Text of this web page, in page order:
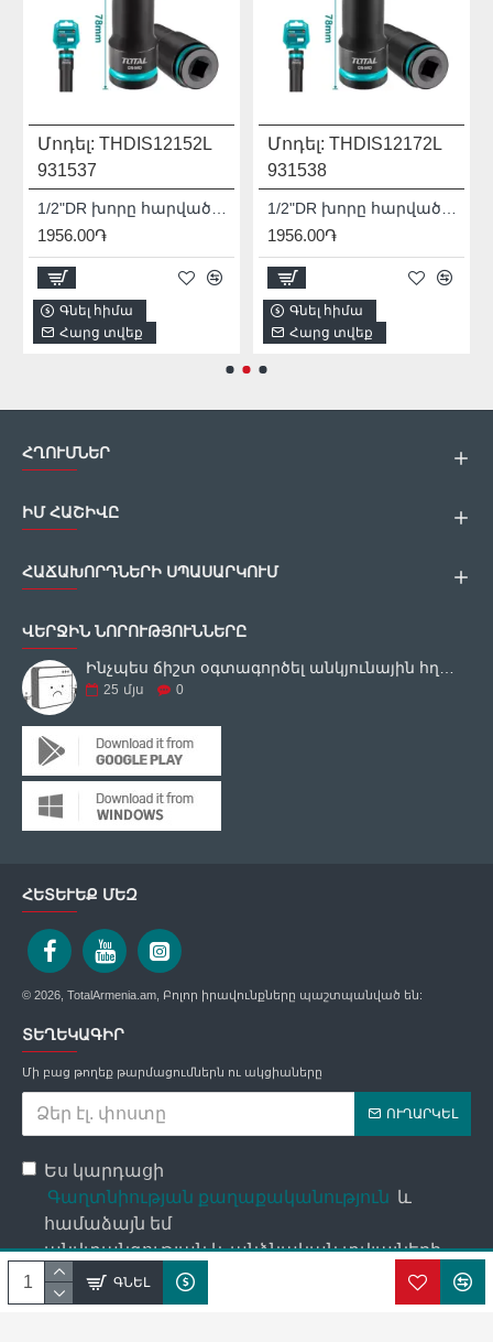
ԳՆԵԼ
Մոդել: THDIS12152L
931537
1956.00֏
Գնել հիմա
Հարց տվեք
Մոդել: THDIS12172L
931538
1956.00֏
Գնել հիմա
Հարց տվեք
ՀՂՈՒՄՆԵՐ
ԻՄ ՀԱՇԻՎԸ
ՀԱՃԱԽՈՐԴՆԵՐԻ ՍՊԱՍԱՐԿՈՒՄ
ՎԵՐՋԻՆ ՆՈՐՈՒԹՅՈՒՆՆԵՐԸ
25 մյս 0
ՀԵՏԵՒԵՔ ՄԵԶ
© 2026, TotalArmenia.am, Բոլոր իրավունքները պաշտպանված են:
ՏԵՂԵԿԱԳԻՐ
Մի բաց թողեք թարմացումներն ու ակցիաները
ՈՒՂԱՐԿԵԼ
Ես կարդացի
Գաղտնիության քաղաքականություն և
համաձայն եմ
անվտանգության և անձնական տվյալների
մշակման պայմանների հետ։